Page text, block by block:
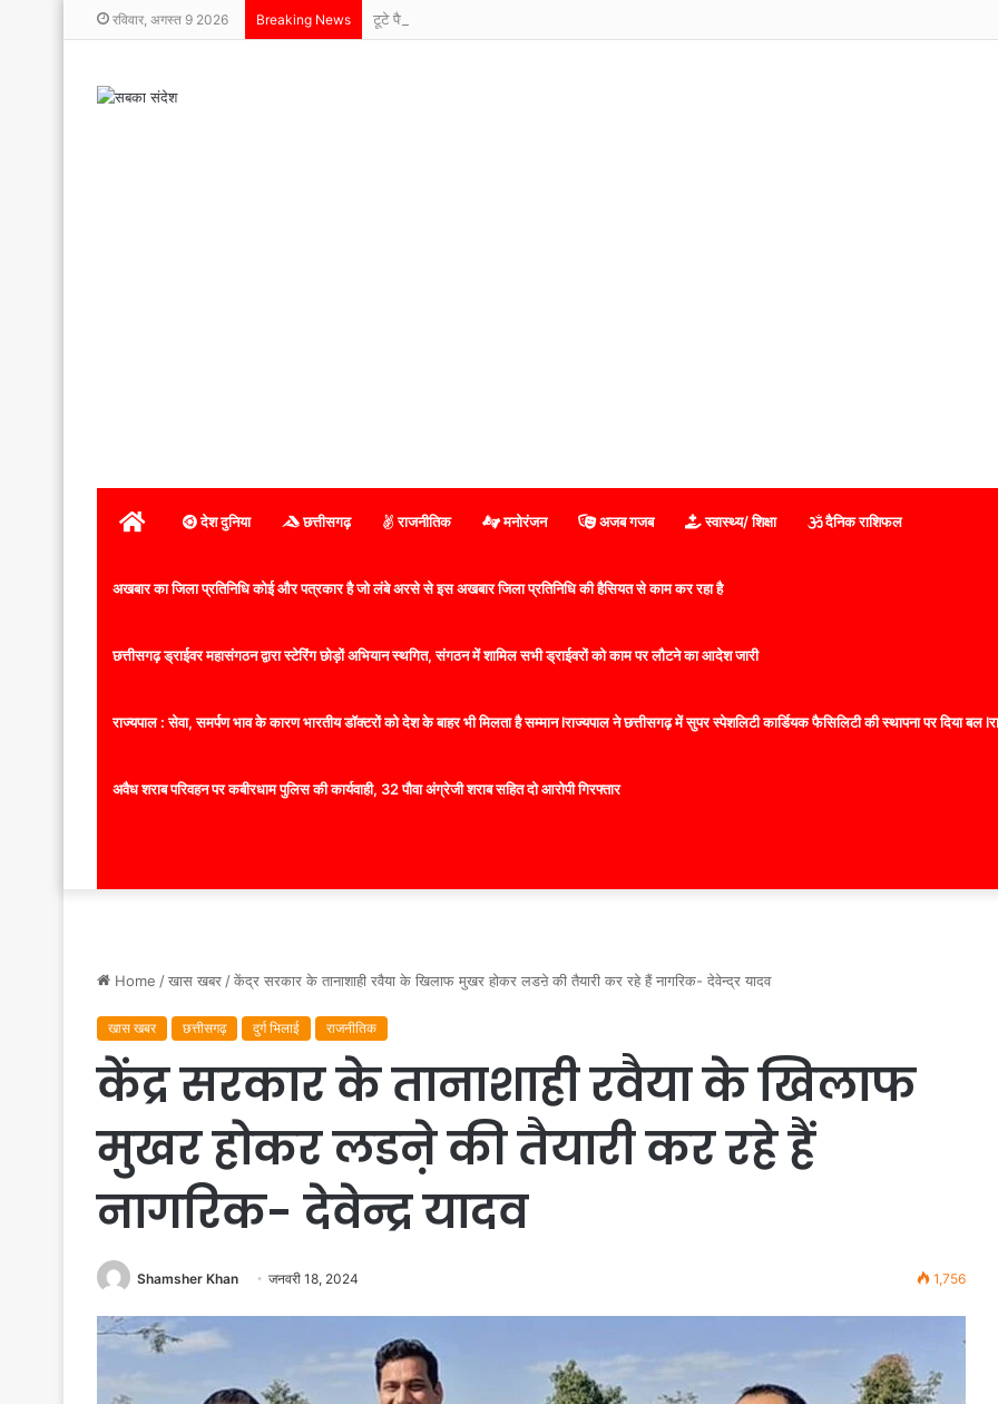
रविवार, अगस्त 9 2026 Breaking News टूटे पैर, बुलंद हौसले! ओडिशा में 250 KM तिपहिया साइकिल चलाकर इलाज कराने अस्पताल पहुंचे 65 साल के बुजुर्ग
होम देश दुनिया छत्तीसगढ़ राजनीतिक मनोरंजन अजब गजब स्वास्थ्य/ शिक्षा दैनिक राशिफल
अखबार का जिला प्रतिनिधि कोई और पत्रकार है जो लंबे अरसे से इस अखबार जिला प्रतिनिधि की हैसियत से काम कर रहा है
छत्तीसगढ़ ड्राईवर महासंगठन द्वारा स्टेरिंग छोड़ों अभियान स्थगित, संगठन में शामिल सभी ड्राईवरों को काम पर लौटने का आदेश जारी
राज्यपाल : सेवा, समर्पण भाव के कारण भारतीय डॉक्टरों को देश के बाहर भी मिलता है सम्मान lराज्यपाल ने छत्तीसगढ़ में सुपर स्पेशलिटी कार्डियक फैसिलिटी की स्थापना पर दिया
अवैध शराब परिवहन पर कबीरधाम पुलिस की कार्यवाही, 32 पौवा अंग्रेजी शराब सहित दो आरोपी गिरफ्तार
Home /खास खबर /केंद्र सरकार के तानाशाही रवैया के खिलाफ मुखर होकर लडऩे की तैयारी कर रहे हैं नागरिक- देवेन्द्र यादव
खास खबर छत्तीसगढ़ दुर्ग भिलाई राजनीतिक
केंद्र सरकार के तानाशाही रवैया के खिलाफ
मुखर होकर लडऩे की तैयारी कर रहे हैं
नागरिक- देवेन्द्र यादव
Shamsher Khan जनवरी 18, 2024 1,756